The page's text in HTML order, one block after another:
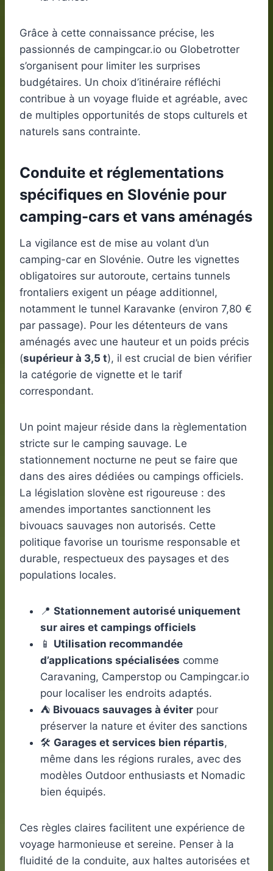
Grâce à cette connaissance précise, les
passionnés de campingcar.io ou Globetrotter
s’organisent pour limiter les surprises
budgétaires. Un choix d’itinéraire réfléchi
contribue à un voyage fluide et agréable, avec
de multiples opportunités de stops culturels et
naturels sans contrainte.
Conduite et réglementations
spécifiques en Slovénie pour
camping-cars et vans aménagés
La vigilance est de mise au volant d’un
camping-car en Slovénie. Outre les vignettes
obligatoires sur autoroute, certains tunnels
frontaliers exigent un péage additionnel,
notamment le tunnel Karavanke (environ 7,80 €
par passage). Pour les détenteurs de vans
aménagés avec une hauteur et un poids précis
(supérieur à 3,5 t), il est crucial de bien vérifier
la catégorie de vignette et le tarif
correspondant.
Un point majeur réside dans la règlementation
stricte sur le camping sauvage. Le
stationnement nocturne ne peut se faire que
dans des aires dédiées ou campings officiels.
La législation slovène est rigoureuse : des
amendes importantes sanctionnent les
bivouacs sauvages non autorisés. Cette
politique favorise un tourisme responsable et
durable, respectueux des paysages et des
populations locales.
📍 Stationnement autorisé uniquement
sur aires et campings officiels
📱 Utilisation recommandée
d’applications spécialisées comme
Caravaning, Camperstop ou Campingcar.io
pour localiser les endroits adaptés.
⛺ Bivouacs sauvages à éviter pour
préserver la nature et éviter des sanctions
🛠️ Garages et services bien répartis,
même dans les régions rurales, avec des
modèles Outdoor enthusiasts et Nomadic
bien équipés.
Ces règles claires facilitent une expérience de
voyage harmonieuse et sereine. Penser à la
fluidité de la conduite, aux haltes autorisées et